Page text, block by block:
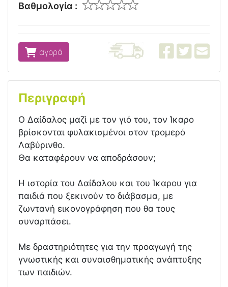
Βαθμολογία :
αγορά
Περιγραφή
Ο Δαίδαλος μαζί με τον γιό του, τον Ίκαρο
βρίσκονται φυλακισμένοι στον τρομερό
Λαβύρινθο.
Θα καταφέρουν να αποδράσουν;
Η ιστορία του Δαίδαλου και του Ίκαρου για
παιδιά που ξεκινούν το διάβασμα, με
ζωντανή εικονογράφηση που θα τους
συναρπάσει.
Mε δραστηριότητες για την προαγωγή της
γνωστικής και συναισθηματικής ανάπτυξης
των παιδιών.